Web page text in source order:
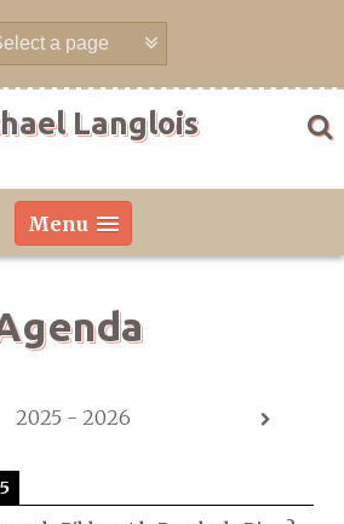
Langlois
Menu
2025 - 2026